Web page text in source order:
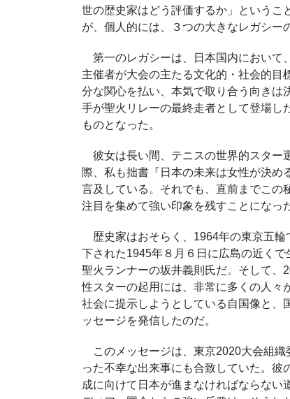
世の歴史家はどう評価するか」というこ
が、個人的には、３つの大きなレガシー
第一のレガシーは、日本国内において
主催者が大会の主たる文化的・社会的
分な関心を払い、本気で取り合う向きは
手が聖火リレーの最終走者として登場し
ものとなった。
彼女は長い間、テニスの世界的スター
際、私も拙書『日本の未来は女性が決め
言及している。それでも、直前までこの
注目を集めて強い印象を残すことになっ
歴史家はおそらく、1964年の東京五輪
下された1945年８月６日に広島の近く
聖火ランナーの坂井義則氏だ。そして、
性スターの起用には、非常に多くの人々
社会に提示しようとしている自国像と、
ッセージを発信したのだ。
このメッセージは、東京2020大会組織
った不幸な出来事にも合致していた。
成に向けて日本が進まなければならない